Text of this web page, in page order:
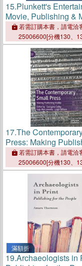
15.Plunkett's
Movie, Publishing &
Industry Almanac
Entertainment, Movie,
Publishing & Media
Market Research,
若需訂購本書，請電洽
25006600[分機130、
17.The
Press: Making
Visible
若需訂購本書，請電洽
25006600[分機130、
滿額折
19.Archaeologists